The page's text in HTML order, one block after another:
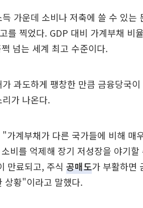
가운데 소비나 저축에 쓸 수 있는
를 찍었다. GDP 대비 가계부채 비
넘는 세계 최고 수준이다.
과도하게 팽창한 만큼 금융당국
가 나온다.
가계부채가 다른 국가들에 비해 매
비를 억제해 장기 저성장을 야기
만료되고, 주식 공매도가 부활하면
상황"이라고 말했다.